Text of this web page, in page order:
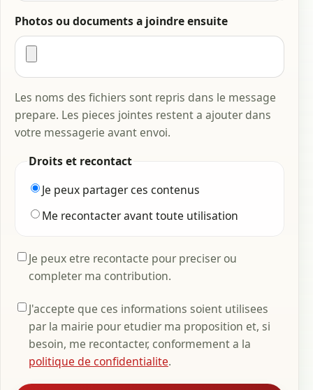
Photos ou documents a joindre ensuite
Les noms des fichiers sont repris dans le message
prepare. Les pieces jointes restent a ajouter dans
votre messagerie avant envoi.
Droits et recontact
Je peux partager ces contenus
Me recontacter avant toute utilisation
Je peux etre recontacte pour preciser ou
completer ma contribution.
J'accepte que ces informations soient utilisees
par la mairie pour etudier ma proposition et, si
besoin, me recontacter, conformement a la
politique de confidentialite.